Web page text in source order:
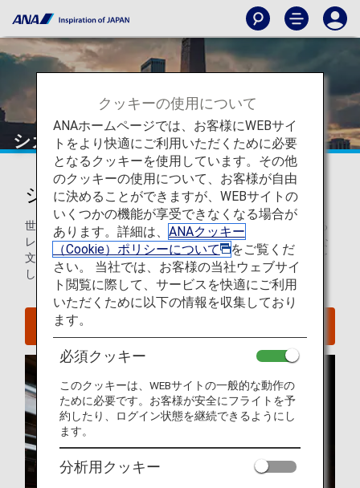
シカゴ
シカゴを知ろう
世界的に有名な建築物、美術館、博物館から、賑わいのある
レストラン、バー、音楽シーンなど、豊かな歴史と現代的な
文化を併せ持つシカゴは、すべての旅行者を楽しませ、魅了
してくれることでしょう。
クッキーの使用について
ANAホームページでは、お客様にWEBサイ
トをより快適にご利用いただくために必要
となるクッキーを使用しています。その他
のクッキーの使用について、お客様が自由
に決めることができますが、WEBサイトの
いくつかの機能が享受できなくなる場合が
あります。詳細は、 ANAクッキー
（Cookie）ポリシーについて
をご覧くだ
さい。 当社では、お客様の当社ウェブサイ
ト閲覧に際して、サービスを快適にご利用
いただくために以下の情報を収集しており
ます。
必須クッキー
このクッキーは、WEBサイトの一般的な動作の
ために必要です。お客様が安全にフライトを予
約したり、ログイン状態を継続できるようにし
ます。
分析用クッキー